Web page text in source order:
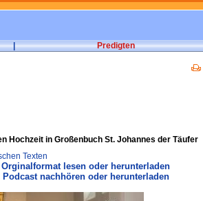
| Predigten
Hochzeit in Großenbuch St. Johannes der Täufer
Texten
lesen oder herunterladen
nachhören oder herunterladen